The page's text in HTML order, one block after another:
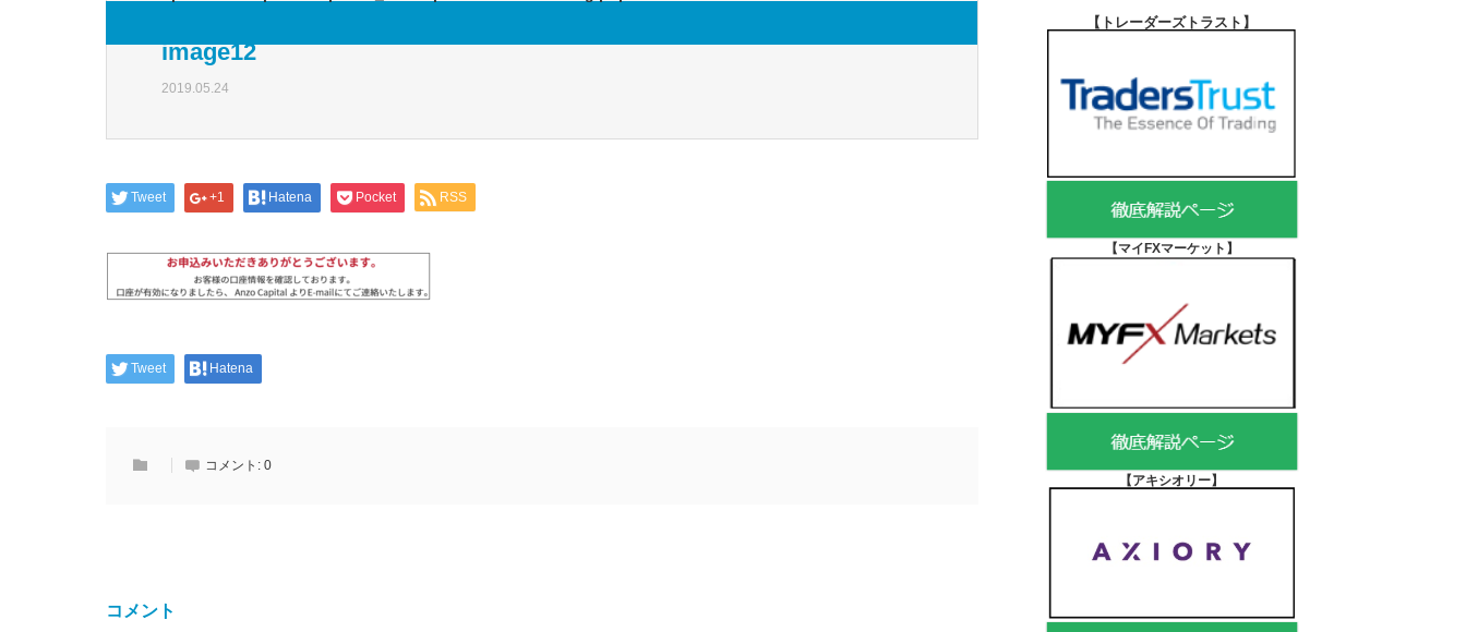
image12
2019.05.24
Tweet +1 Hatena Pocket RSS
Tweet Hatena
コメント: 0
コメント
【トレーダーズトラスト 】
【マイFXマーケット 】
【アキシオリー】